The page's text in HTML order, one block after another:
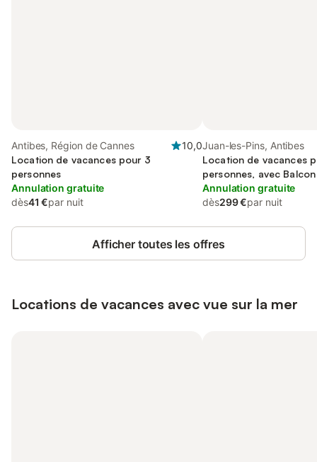
Antibes, Région de Cannes
10,0
Location de vacances pour 3
personnes
Annulation gratuite
dès41 €par nuit
Juan-les-Pins, Antibes
Location de vacances
personnes, avec Balcon
Annulation gratuite
dès299 €par nuit
Afficher toutes les offres
Locations de vacances avec vue sur la mer